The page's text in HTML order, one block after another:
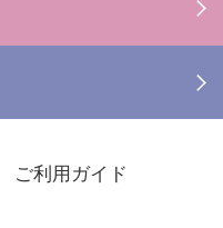
ご利用ガイド